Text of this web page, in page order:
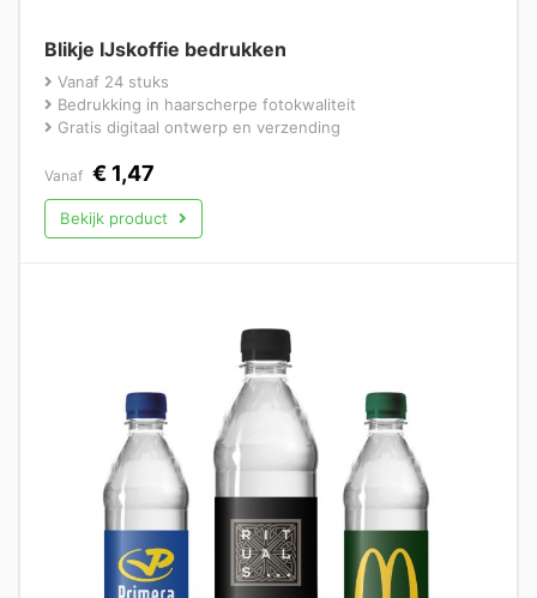
Blikje IJskoffie bedrukken
Vanaf 24 stuks
Bedrukking in haarscherpe fotokwaliteit
Gratis digitaal ontwerp en verzending
Vanaf € 1,47
Bekijk product